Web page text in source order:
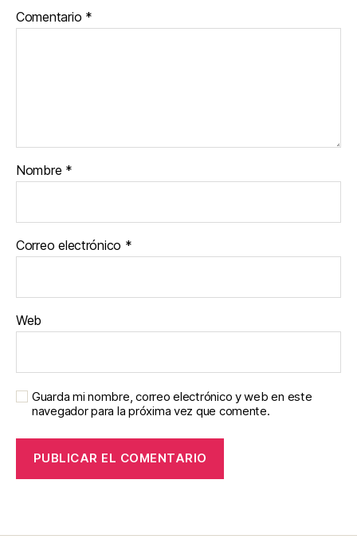
Comentario *
Nombre *
Correo electrónico *
Web
Guarda mi nombre, correo electrónico y web en este
navegador para la próxima vez que comente.